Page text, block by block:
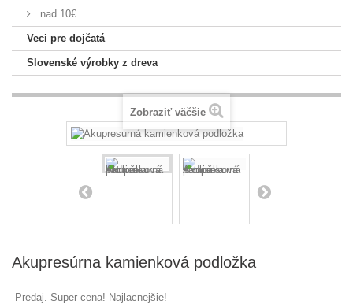
nad 10€
Veci pre dojčatá
Slovenské výrobky z dreva
Zobraziť väčšie
Akupresúrna kamienková podložka
Predaj. Super cena! Najlacnejšie!